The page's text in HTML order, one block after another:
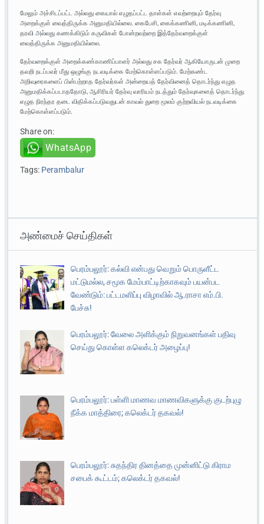
மேலும் அச்சிடப்பட்ட அல்லது கையால் எழுதப்பட்ட தாள்கள் எவற்றையும் தேர்வு
அறைக்குள் வைத்திருக்க அனுமதியில்லை. கைபேசி, கைக்கணினி, மடிக்கணினி,
தரவி அல்லது கணக்கிடும் கருவிகள் போன்றவற்றை இத்தேர்வறைக்குள்
வைத்திருக்க அனுமதியில்லை.
தேர்வறைக்குள் அறைக்கண்காணிப்பாளர் அல்லது சக தேர்வர் ஆகியோருடன் முறை
தவறி நடப்பவர் மீது ஒழுங்கு நடவடிக்கை மேற்கொள்ளப்படும். மேற்கண்ட
அறிவுரைகளைப் பின்பற்றாத தேர்வர்கள் அன்றையத் தேர்வினைத் தொடர்ந்து எழுத
அனுமதிக்கப்படாததோடு, ஆசிரியர் தேர்வு வாரியம் நடத்தும் தேர்வுகளைத் தொடர்ந்து
எழுத நிரந்தர தடை விதிக்கப்படுவதுடன் காவல் துறை மூலம் குற்றவியல் நடவடிக்கை
மேற்கொள்ளப்படும்.
Share on:
WhatsApp
Tags: Perambalur
அண்மைச் செய்திகள்
பெரம்பலூர்: கல்வி என்பது வெறும் பொருளீட்ட
மட்டுமல்ல, சமூக மேம்பாட்டிற்காகவும் பயன்பட
வேண்டும்: பட்டமளிப்பு விழாவில் ஆ.ராசா எம்.பி.
பேச்சு!
பெரம்பலூர்: வேலை அளிக்கும் நிறுவனங்கள் பதிவு
செய்து கொள்ள கலெக்டர் அழைப்பு!
பெரம்பலூர்: பள்ளி மாணவ மாணவிகளுக்கு குடற்புழு
நீக்க மாத்திரை; கலெக்டர் தகவல்!
பெரம்பலூர்: சுதந்திர தினத்தை முன்னிட்டு கிராம
சபைக் கூட்டம்; கலெக்டர் தகவல்!